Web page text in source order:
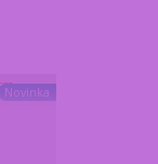
Novinka